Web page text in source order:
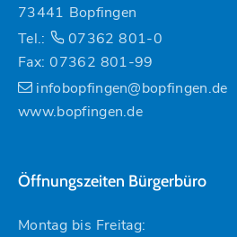
73441 Bopfingen
Tel.:
07362 801-0
Fax: 07362 801-99
infobopfingen@bopfingen.de
www.bopfingen.de
Öffnungszeiten Bürgerbüro
Montag bis Freitag: